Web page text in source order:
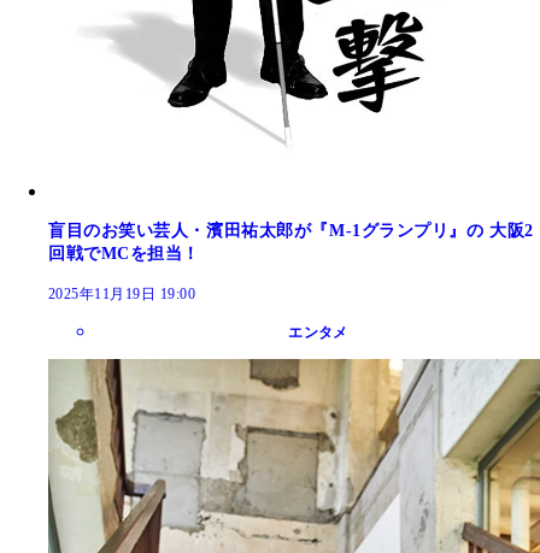
盲目のお笑い芸人・濱田祐太郎が『M-1グランプリ』の 大阪2
回戦でMCを担当！
2025年11月19日 19:00
エンタメ